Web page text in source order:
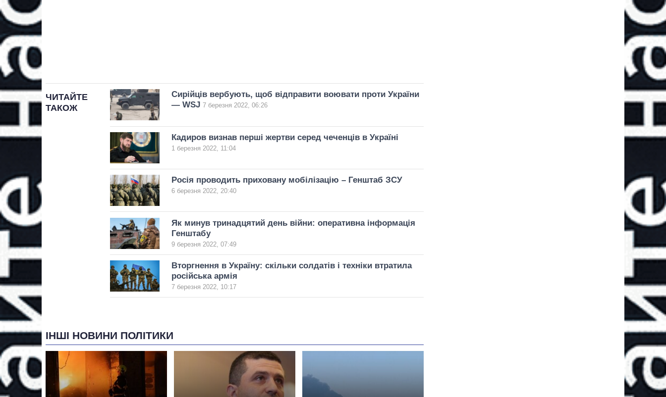
ЧИТАЙТЕ
ТАКОЖ
Сирійців вербують, щоб відправити воювати проти України
— WSJ 7 березня 2022, 06:26
Кадиров визнав перші жертви серед чеченців в Україні
1 березня 2022, 11:04
Росія проводить приховану мобілізацію – Генштаб ЗСУ
6 березня 2022, 20:40
Як минув тринадцятий день війни: оперативна інформація
Генштабу
9 березня 2022, 07:49
Вторгнення в Україну: скільки солдатів і техніки втратила
російська армія
7 березня 2022, 10:17
ІНШІ НОВИНИ ПОЛІТИКИ